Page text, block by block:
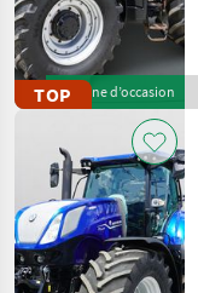
TOPMachine d’occasion